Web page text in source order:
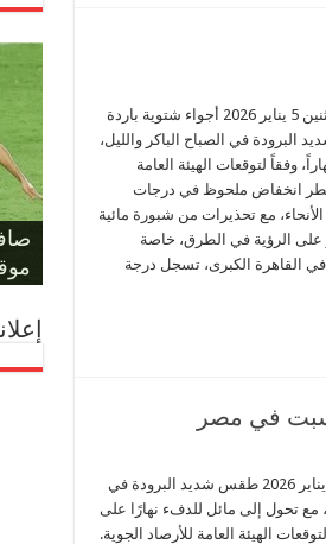
تشهد مصر اليوم الإثنين 5 يناير 2026 أجواء شتوية باردة
في الصباح الباكر والليل،
وفقاً لتوقعات الهيئة العامة
انخفاض ملحوظ في درجات
مع تحذيرات من شبورة مائية
على الرؤية في الطرق، خاصة
في القاهرة الكبرى، تسجل درجة
في مصر
يسود غدًا السبت 3 يناير 2026 طقس شديد البرودة في
مع تحول إلى مائل للدفء نهارًا على
الهيئة العامة للأرصاد الجوية.
أمام